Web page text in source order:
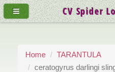
Home
TARANTULA
ceratogyrus darlingi
CV Spider